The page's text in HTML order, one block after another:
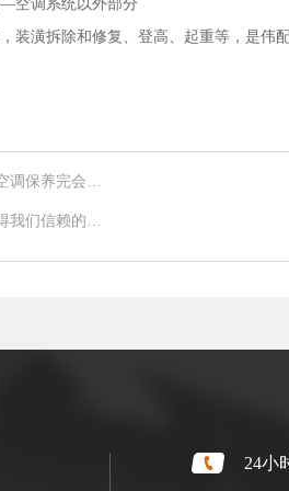
装潢拆除和修复、登高、起重等，是伟
调保养完会怎
我们信赖的中
24小